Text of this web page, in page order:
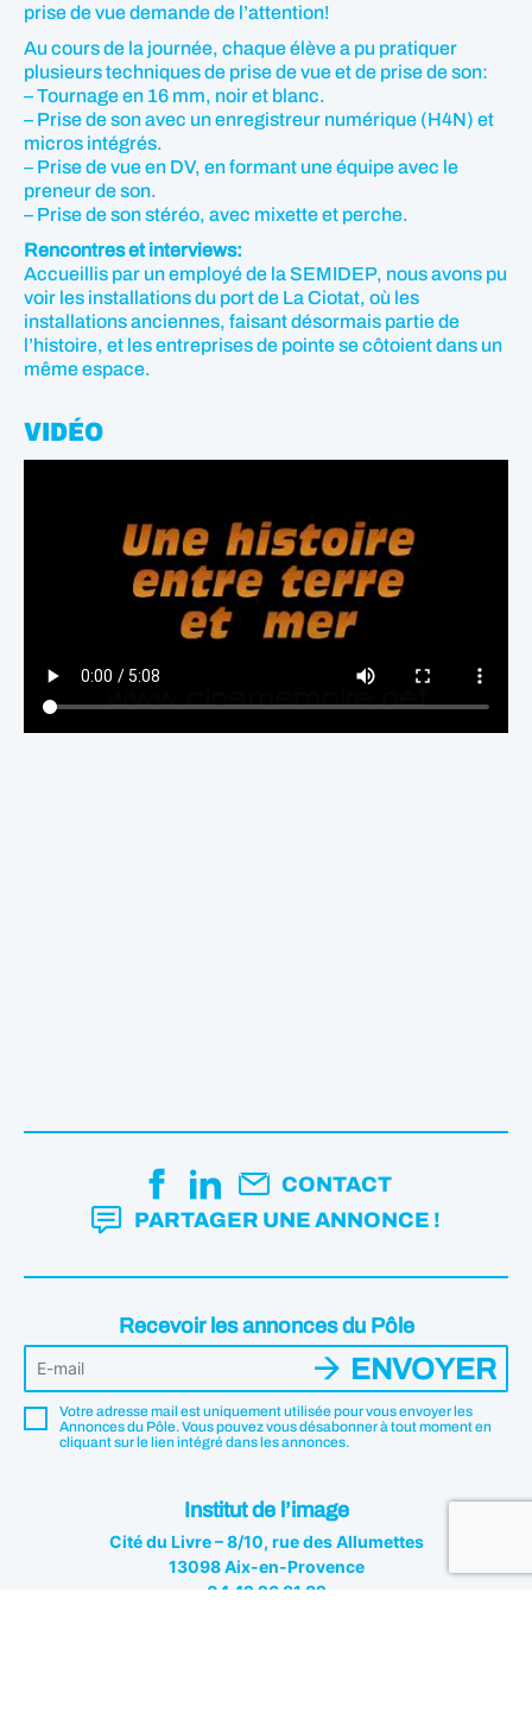
prise de vue demande de l’attention!
Au cours de la journée, chaque élève a pu pratiquer
plusieurs techniques de prise de vue et de prise de son:
– Tournage en 16 mm, noir et blanc.
– Prise de son avec un enregistreur numérique (H4N) et
micros intégrés.
– Prise de vue en DV, en formant une équipe avec le
preneur de son.
– Prise de son stéréo, avec mixette et perche.
Rencontres et interviews:
Accueillis par un employé de la SEMIDEP, nous avons pu
voir les installations du port de La Ciotat, où les
installations anciennes, faisant désormais partie de
l’histoire, et les entreprises de pointe se côtoient dans un
même espace.
VIDÉO
CONTACT
PARTAGER UNE ANNONCE !
Recevoir les annonces du Pôle
Votre adresse mail est uniquement utilisée pour vous envoyer les
Annonces du Pôle. Vous pouvez vous désabonner à tout moment en
cliquant sur le lien intégré dans les annonces.
ENVOYER
Institut de l’image
Cité du Livre – 8/10, rue des Allumettes
13098 Aix-en-Provence
04 42 26 81 82